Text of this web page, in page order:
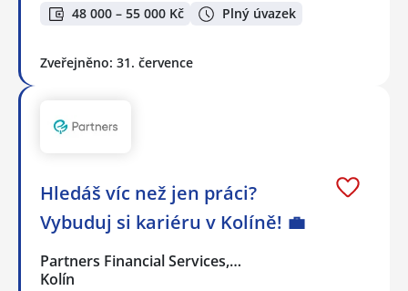
48 000 – 55 000 Kč Plný úvazek
Zveřejněno: 31. července
Hledáš víc než jen práci?
Vybuduj si kariéru v Kolíně! 💼
Partners Financial Services,…
Kolín